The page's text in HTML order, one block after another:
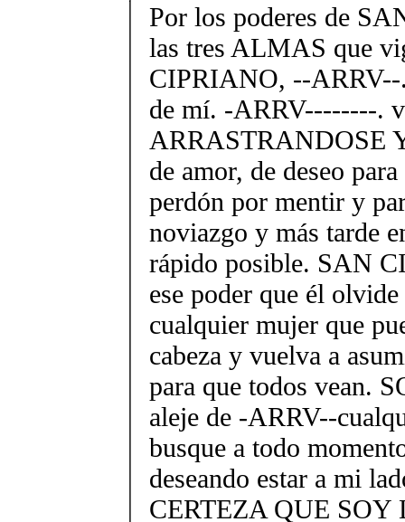
Por los poderes de
las tres ALMAS que
CIPRIANO, --ARRV--
de mí. -ARRV--------.
ARRASTRANDOSE
de amor, de deseo
perdón por mentir y
noviazgo y más tarde
rápido posible. SAN
ese poder que él
cualquier mujer que
cabeza y vuelva a
para que todos vean.
aleje de -ARRV--
busque a todo
deseando estar a mi
CERTEZA QUE SOY